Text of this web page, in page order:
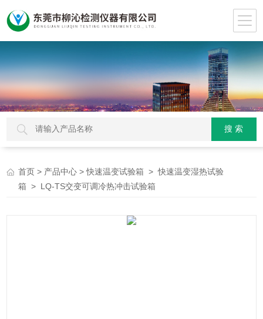
首页 > 产品中心 >快速温变试验箱 >快速温变湿热试验
箱 > LQ-TS交变可调冷热冲击试验箱